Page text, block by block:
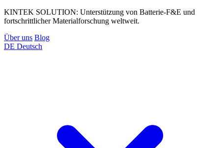
KINTEK SOLUTION: Unterstützung von Batterie-F&E und
fortschrittlicher Materialforschung weltweit.
Über uns Blog
DE Deutsch